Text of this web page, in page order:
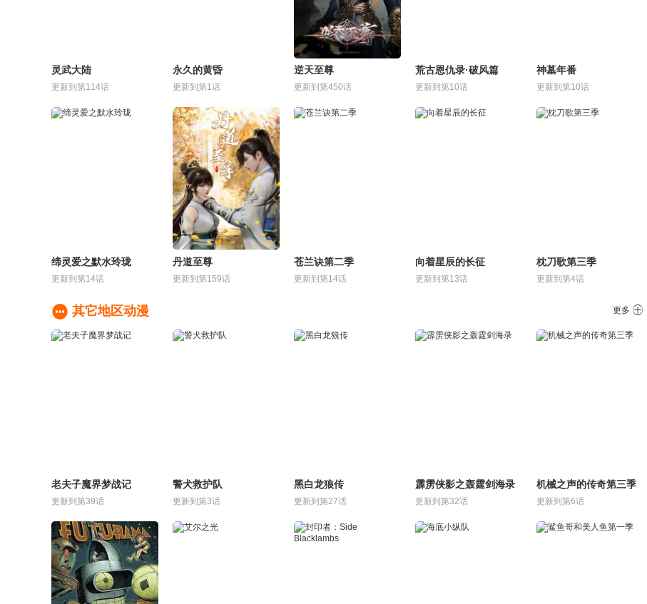
灵武大陆
更新到第114话
永久的黄昏
更新到第1话
逆天至尊
更新到第450话
荒古恩仇录·破风篇
更新到第10话
神墓年番
更新到第10话
缔灵爱之默水玲珑
更新到第14话
丹道至尊
更新到第159话
苍兰诀第二季
更新到第14话
向着星辰的长征
更新到第13话
枕刀歌第三季
更新到第4话
更多 
 其它地区动漫
老夫子魔界梦战记
更新到第39话
警犬救护队
更新到第3话
黑白龙狼传
更新到第27话
霹雳侠影之轰霆剑海录
更新到第32话
机械之声的传奇第三季
更新到第6话